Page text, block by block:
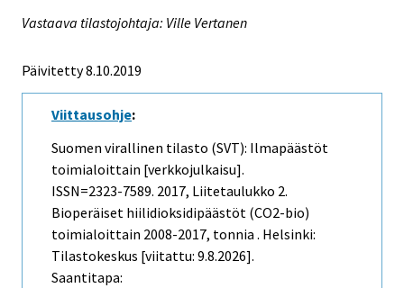
Vastaava tilastojohtaja: Ville Vertanen
Päivitetty 8.10.2019
Viittausohje:
Suomen virallinen tilasto (SVT): Ilmapäästöt
toimialoittain [verkkojulkaisu].
ISSN=2323-7589. 2017, Liitetaulukko 2.
Bioperäiset hiilidioksidipäästöt (CO2-bio)
toimialoittain 2008-2017, tonnia . Helsinki:
Tilastokeskus [viitattu: 9.8.2026].
Saantitapa: